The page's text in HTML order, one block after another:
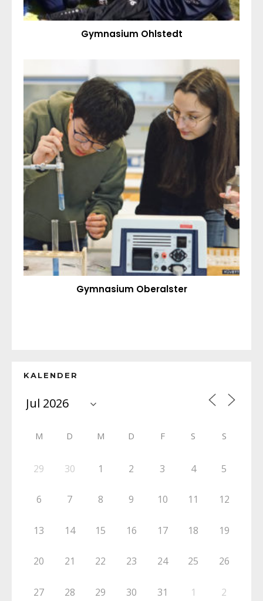
Gymnasium Ohlstedt
Gymnasium Oberalster
KALENDER
M D M D F S S
29 30 1 2 3 4 5
6 7 8 9 10 11 12
13 14 15 16 17 18 19
20 21 22 23 24 25 26
27 28 29 30 31 1 2